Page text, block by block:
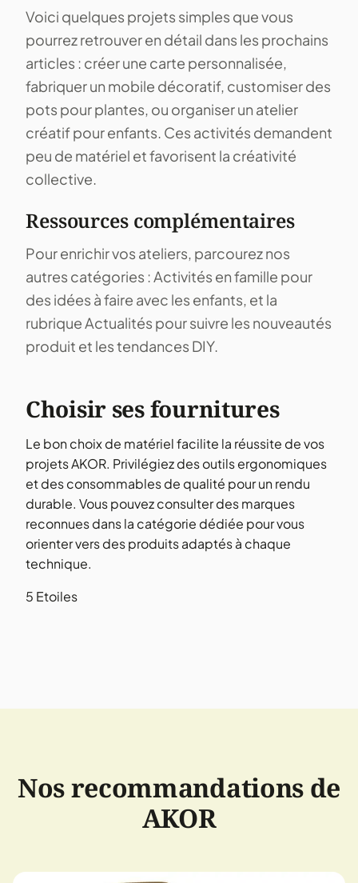
Voici quelques projets simples que vous
pourrez retrouver en détail dans les prochains
articles : créer une carte personnalisée,
fabriquer un mobile décoratif, customiser des
pots pour plantes, ou organiser un atelier
créatif pour enfants. Ces activités demandent
peu de matériel et favorisent la créativité
collective.
Ressources complémentaires
Pour enrichir vos ateliers, parcourez nos
autres catégories :Activités en famille pour
des idées à faire avec les enfants, et la
rubriqueActualités pour suivre les nouveautés
produit et les tendances DIY.
Choisir ses fournitures
Le bon choix de matériel facilite la réussite de vos
projets AKOR. Privilégiez des outils ergonomiques
et des consommables de qualité pour un rendu
durable. Vous pouvez consulter des marques
reconnues dans la catégorie dédiée pour vous
orienter vers des produits adaptés à chaque
technique.
5 Etoiles
Nos recommandations de
AKOR